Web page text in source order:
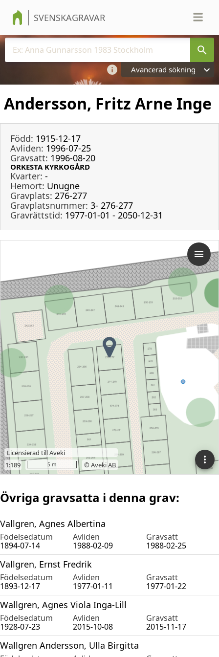
SVENSKAGRAVAR
Avancerad sökning
Andersson, Fritz Arne Inge
Född: 1915-12-17
Avliden: 1996-07-25
Gravsatt: 1996-08-20
ORKESTA KYRKOGÅRD
Kvarter: -
Hemort: Unugne
Gravplats: 276-277
Gravplatsnummer: 3- 276-277
Gravrättstid: 1977-01-01 - 2050-12-31
Övriga gravsatta i denna grav:
Vallgren, Agnes Albertina
Födelsedatum Avliden
Gravsatt
1894-07-14
1988-02-09 1988-02-25
Vallgren, Ernst Fredrik
Födelsedatum Avliden
Gravsatt
1893-12-17
1977-01-11 1977-01-22
Wallgren, Agnes Viola Inga-Lill
Födelsedatum Avliden
Gravsatt
1928-07-23
2015-10-08 2015-11-17
Wallgren Andersson, Ulla Birgitta